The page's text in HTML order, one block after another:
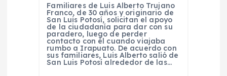
Familiares de Luis Alberto Trujano
Franco, de 30 años y originario de
San Luis Potosí, solicitan el apoyo
de la ciudadanía para dar con su
paradero, luego de perder
contacto con él cuando viajaba
rumbo a Irapuato. De acuerdo con
sus familiares, Luis Alberto salió de
San Luis Potosí alrededor de las…